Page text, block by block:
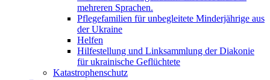
mehreren Sprachen.
Pflegefamilien für unbegleitete Minderjährige aus
der Ukraine
Helfen
Hilfestellung und Linksammlung der Diakonie
für ukrainische Geflüchtete
Katastrophenschutz